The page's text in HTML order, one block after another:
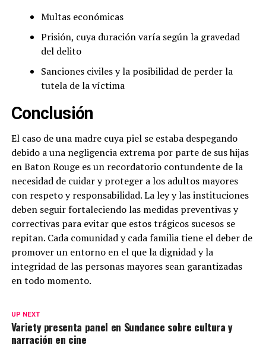
Multas económicas
Prisión, cuya duración varía según la gravedad
del delito
Sanciones civiles y la posibilidad de perder la
tutela de la víctima
Conclusión
El caso de una madre cuya piel se estaba despegando
debido a una negligencia extrema por parte de sus hijas
en Baton Rouge es un recordatorio contundente de la
necesidad de cuidar y proteger a los adultos mayores
con respeto y responsabilidad. La ley y las instituciones
deben seguir fortaleciendo las medidas preventivas y
correctivas para evitar que estos trágicos sucesos se
repitan. Cada comunidad y cada familia tiene el deber de
promover un entorno en el que la dignidad y la
integridad de las personas mayores sean garantizadas
en todo momento.
UP NEXT
Variety presenta panel en Sundance sobre cultura y
narración en cine